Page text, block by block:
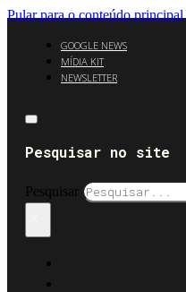
Pular para o conteúdo principal
GOOGLE NEWS
MÍDIA KIT
NEWSLETTER
Pesquisar no site
Pesquisar